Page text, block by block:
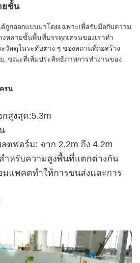
ยชั้น
ด้ถูกออกแบบมาโดยเฉพาะเพื่อรับมือกับความ
หลายชั้นพื้นที่บรรทุกเครนของเราทํา
ะวัสดุในระดับต่าง ๆ ของสถานที่ก่อสร้าง
, ขณะที่เพิ่มประสิทธิภาพการทํางานของ
รน
สูงสุด:5.3m
ตฟอร์ม: จาก 2.2m ถึง 4.2m
าหรับความสูงพื้นที่แตกต่างกัน
มแพคตทําให้การขนส่งและการ